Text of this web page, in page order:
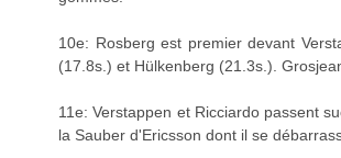
10e: Rosberg est premier devant
(17.8s.) et Hülkenberg (21.3s.).
11e: Verstappen et Ricciardo passent
la Sauber d'Ericsson dont il se